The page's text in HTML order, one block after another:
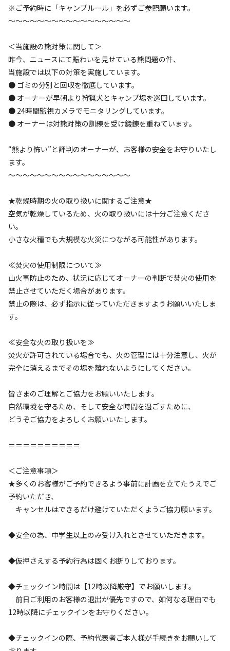
※ご予約時に「キャンプルール」を必ずご参照願います。
～～～～～～～～～～～～～～～～～
＜当施設の熊対策に関して＞
昨今、ニュースにて賑わいを見せている熊問題の件、
当施設では以下の対策を実施しています。
● ゴミの分別と回収を徹底しています。
● オーナーが早朝より狩猟犬とキャンプ場を巡回しています。
● 24時間監視カメラでモニタリングしています。
● オーナーは対熊対策の訓練を受け鍛錬を重ねています。
“熊より怖い”と評判のオーナーが、お客様の安全をお守りいたし
ます。
～～～～～～～～～～～～～～～～～
★乾燥時期の火の取り扱いに関するご注意★
空気が乾燥しているため、火の取り扱いには十分ご注意くださ
い。
小さな火種でも大規模な火災につながる可能性があります。
≪焚火の使用制限について≫
山火事防止のため、状況に応じてオーナーの判断で焚火の使用を
禁止させていただく場合があります。
禁止の際は、必ず指示に従っていただきますようお願いいたしま
す。
≪安全な火の取り扱いを≫
焚火が許可されている場合でも、火の管理には十分注意し、火が
完全に消えるまでその場を離れないようにしてください。
皆さまのご理解とご協力をお願いいたします。
自然環境を守るため、そして安全な時間を過ごすために、
どうぞご協力をよろしくお願いいたします。
＝＝＝＝＝＝＝＝＝＝
＜ご注意事項＞
★多くのお客様がご予約できるよう事前に計画を立てたうえでご
予約いただき、
キャンセルはできるだけ避けていただくようご協力願います。
◆安全の為、中学生以上のみ受け入れとさせていただきます。
◆仮押さえする予約行為は固くお断りしております。
◆チェックイン時間は【12時以降厳守】でお願いします。
前日ご利用のお客様の退出が優先ですので、如何なる理由でも
12時以降にチェックインをお守りください。
◆チェックインの際、予約代表者ご本人様が手続きをお願いして
問合せ先：090-3142-2427
ソロ
50%
カップル
30%
グループ ファミリー
# カップルにおすすめ #夜景 # ソロにおすすめ #絶景
#携帯電波あり
クチコミ
総合評価
4.3
3.5
アクセス
クチコミ（ 62件）を見る
キャンペーン
キャンプ場からのお知らせ
ご自身で機械に氷を入れて作る、セルフサービスでお楽しみ
ください。
シェラカップ、スプーン等をご持参いただくようお願いいた
します。
--------------------------------------------------------------
◆薪の持込み・現地調達は禁止です。
円／日）のみご利用可能です。
★サービスのご案内
・シャトレーゼのアイスを無料サービス